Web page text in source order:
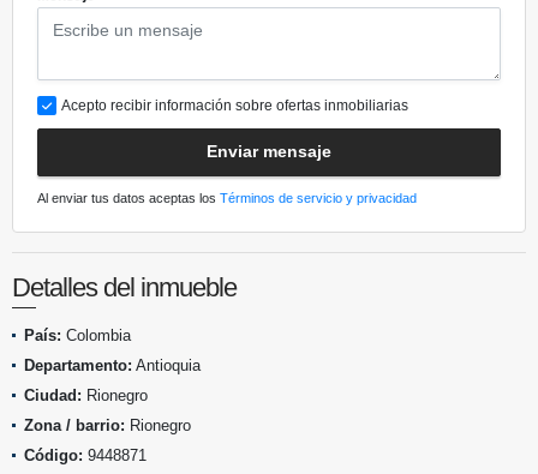
Acepto recibir información sobre ofertas inmobiliarias
Enviar mensaje
Al enviar tus datos aceptas los Términos de servicio y privacidad
Detalles del inmueble
País: Colombia
Departamento: Antioquia
Ciudad: Rionegro
Zona / barrio: Rionegro
Código: 9448871